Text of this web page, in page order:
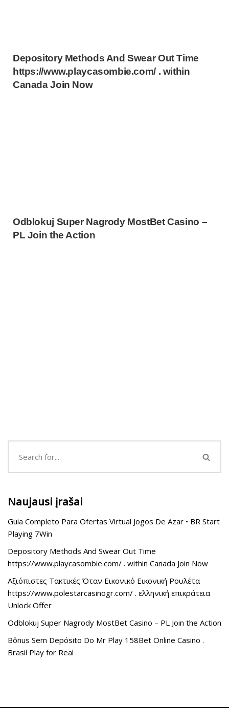
Depository Methods And Swear Out Time
https://www.playcasombie.com/ . within
Canada Join Now
Odblokuj Super Nagrody MostBet Casino –
PL Join the Action
Naujausi įrašai
Guia Completo Para Ofertas Virtual Jogos De Azar • BR Start
Playing 7Win
Depository Methods And Swear Out Time
https://www.playcasombie.com/ . within Canada Join Now
Αξιόπιστες Τακτικές Όταν Εικονικό Εικονική Ρουλέτα
https://www.polestarcasinogr.com/ . ελληνική επικράτεια
Unlock Offer
Odblokuj Super Nagrody MostBet Casino – PL Join the Action
Bônus Sem Depósito Do Mr Play 158Bet Online Casino .
Brasil Play for Real